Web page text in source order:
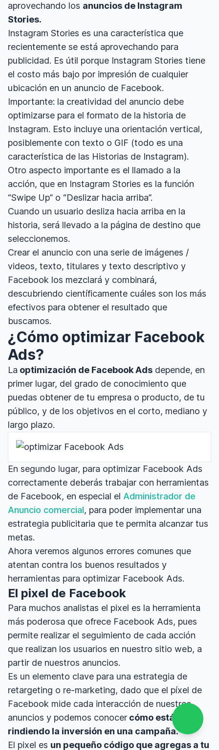
aprovechando los anuncios de Instagram
Stories.
Instagram Stories es una característica que
recientemente se está aprovechando para
publicidad. Es útil porque Instagram Stories tiene
el costo más bajo por impresión de cualquier
ubicación en un anuncio de Facebook.
Importante: la creatividad del anuncio debe
optimizarse para el formato de la historia de
Instagram. Esto incluye una orientación vertical,
posiblemente con texto o GIF (todo es una
característica de las Historias de Instagram).
Otro aspecto importante es el llamado a la
acción, que en Instagram Stories es la función
“Swipe Up” o “Deslizar hacia arriba”.
Cuando un usuario desliza hacia arriba en la
historia, será llevado a la página de destino que
seleccionemos.
Crear el anuncio con una serie de imágenes /
videos, texto, titulares y texto descriptivo y
Facebook los mezclará y combinará,
descubriendo científicamente cuáles son los más
efectivos para obtener el resultado que
buscamos.
¿Cómo optimizar Facebook
Ads?
La optimización de Facebook Ads depende, en
primer lugar, del grado de conocimiento que
puedas obtener de tu empresa o producto, de tu
público, y de los objetivos en el corto, mediano y
largo plazo.
En segundo lugar, para optimizar Facebook Ads
correctamente deberás trabajar con herramientas
de Facebook, en especial el Administrador de
Anuncio comercial, para poder implementar una
estrategia publicitaria que te permita alcanzar tus
metas.
Ahora veremos algunos errores comunes que
atentan contra los buenos resultados y
herramientas para optimizar Facebook Ads.
El pixel de Facebook
Para muchos analistas el pixel es la herramienta
más poderosa que ofrece Facebook Ads, pues
permite realizar el seguimiento de cada acción
que realizan los usuarios en nuestro sitio web, a
partir de nuestros anuncios.
Es un elemento clave para una estrategia de
retargeting o re-marketing, dado que el píxel de
Facebook mide cada interacción de nuestros
anuncios y podemos conocer cómo está
rindiendo la inversión en una campaña.
El pixel es un pequeño código que agregas a tu